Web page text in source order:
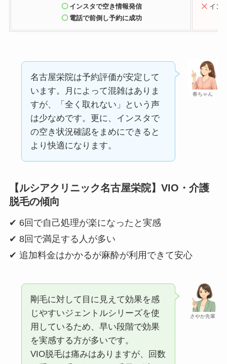
インスタで空き情報発信
電話で前倒し予約に成功
イン
春ちゃん
名古屋栄院は予約評価が安定して
います。月によって混雑はありま
すが、「全く取れない」という声
は少なめです。更に、インスタで
の空き状況確認をまめにできると
より快適になります。
【ルシアクリニック名古屋栄院】VIO・介護
脱毛の傾向
✔ 6回で自己処理が楽になったと実感
✔ 8回で満足する人が多い
✔ 追加料金はかかるが麻酔が利用できて安心
さやか先輩
剛毛に対して目に見えて効果を感
じやすいジェントルシリーズを使
用しているため、早い段階で効果
を実感する方が多いです。
VIO脱毛は痛みはありますが、回数